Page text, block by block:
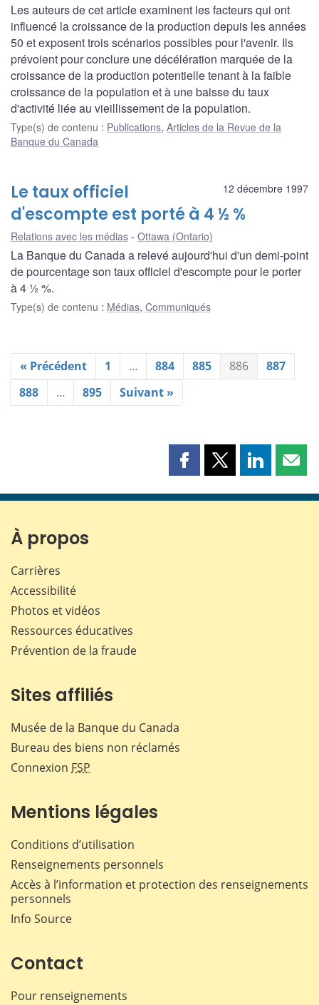
Les auteurs de cet article examinent les facteurs qui ont
influencé la croissance de la production depuis les années
50 et exposent trois scénarios possibles pour l'avenir. Ils
prévoient pour conclure une décélération marquée de la
croissance de la production potentielle tenant à la faible
croissance de la population et à une baisse du taux
d'activité liée au vieillissement de la population.
Type(s) de contenu : Publications, Articles de la Revue de la
Banque du Canada
12 décembre 1997
Le taux officiel
d'escompte est porté à 4 ½ %
Relations avec les médias Ottawa (Ontario)
La Banque du Canada a relevé aujourd'hui d'un demi-point
de pourcentage son taux officiel d'escompte pour le porter
à 4 ½ %.
Type(s) de contenu : Médias, Communiqués
« Précédent 1 … 884 885 886
887
888
… 895 Suivant »
Partager
page
Partager
page
Partager
page page
À propos
Carrières
Accessibilité
Photos et vidéos
Ressources éducatives
Prévention de la fraude
Sites affiliés
Musée de la Banque du Canada
Bureau des biens non réclamés
Connexion FSP
Mentions légales
Conditions d’utilisation
Renseignements personnels
Accès à l’information et protection des renseignements
personnels
Info Source
Contact
Pour renseignements